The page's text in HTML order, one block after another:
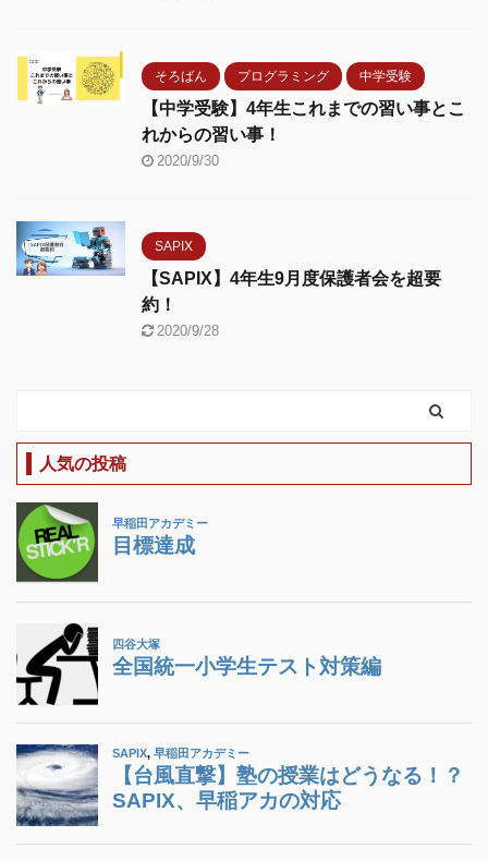
そろばん プログラミング 中学受験
【中学受験】4年生これまでの習い事とこ
れからの習い事！
2020/9/30
SAPIX
【SAPIX】4年生9月度保護者会を超要
約！
2020/9/28
人気の投稿